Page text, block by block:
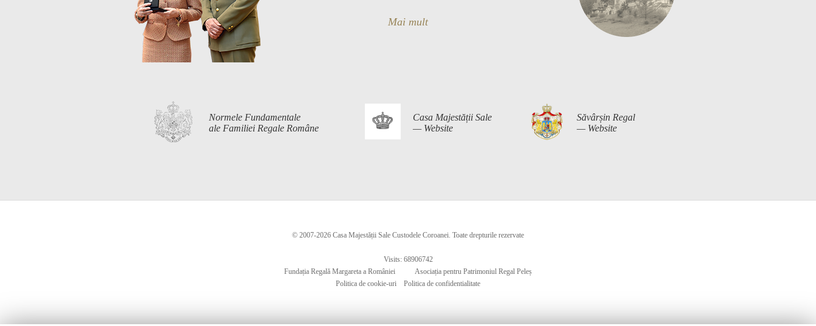
Mai mult
Normele Fundamentale
ale Familiei Regale Române
Casa Majestății Sale
— Website
Săvârșin Regal
— Website
© 2007-2026 Casa Majestății Sale Custodele Coroanei. Toate drepturile rezervate
Visits: 68906742
Fundația Regală Margareta a României
Asociația pentru Patrimoniul Regal Peleș
Politica de cookie-uri
Politica de confidentialitate